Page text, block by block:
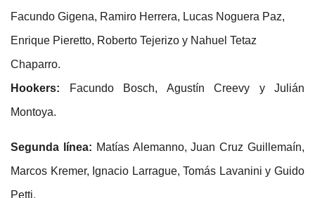
Facundo Gigena, Ramiro Herrera, Lucas Noguera Paz,
Enrique Pieretto, Roberto Tejerizo y Nahuel Tetaz
Chaparro.
Hookers: Facundo Bosch, Agustín Creevy y Julián
Montoya.
Segunda línea: Matías Alemanno, Juan Cruz Guillemaín,
Marcos Kremer, Ignacio Larrague, Tomás Lavanini y Guido
Petti.